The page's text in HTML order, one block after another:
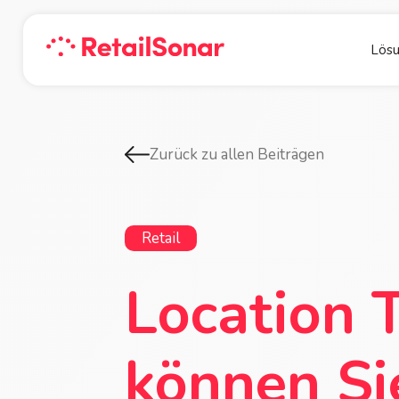
Zurück zu allen Beiträgen
Retail
Location